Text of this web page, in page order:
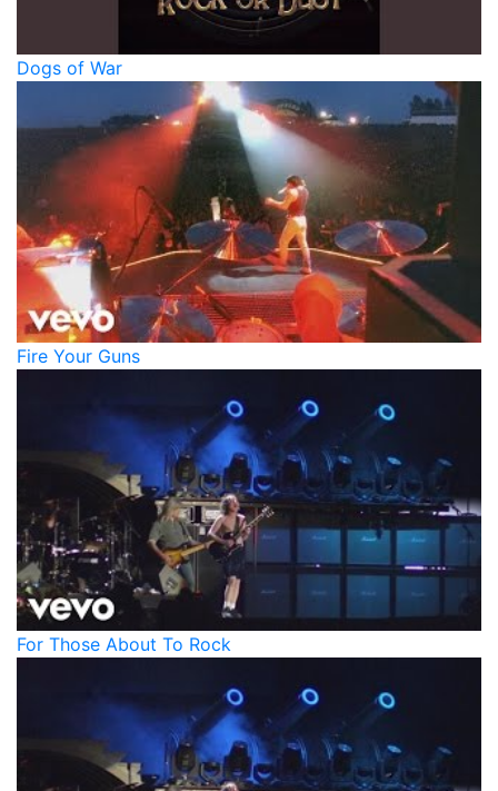
Dogs of War
Fire Your Guns
For Those About To Rock